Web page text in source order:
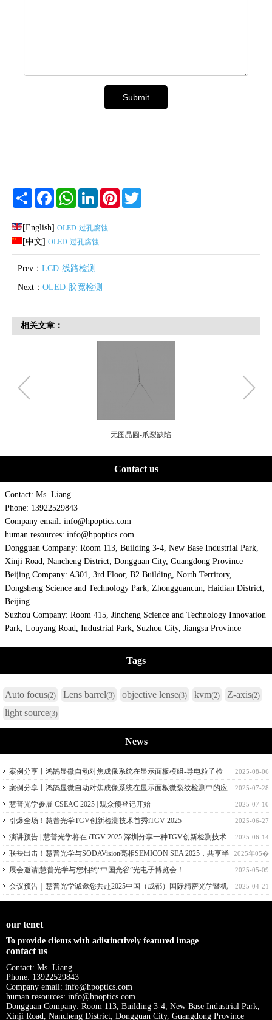
Share FacebookWhatsAppLinkedInPinterestTwitter
[English] OLED-过孔腐蚀
[中文] OLED-过孔腐蚀
Prev： LCD-线路检测
Next： OLED-胶宽检测
相关文章：
无图晶圆-爪裂缺陷
Contact us
Contact: Ms. Liang
Phone: 13922529843
Company email: info@hpoptics.com
human resources: info@hpoptics.com
Dongguan Company: Room 113, Building 3-4, New Base Industrial Park,
Xinji Road, Nancheng District, Dongguan City, Guangdong Province
Beijing Company: A301, 3rd Floor, B2 Building, North Territory,
Dongsheng Science and Technology Park, Zhongguancun, Haidian District,
Beijing
Suzhou Company: Room 415, Jincheng Science and Technology Innovation
Park, Louyang Road, Industrial Park, Suzhou City, Jiangsu Province
Tags
Auto focus(2) Lens barrel(3) objective lense(3) kvm(2) Z-axis(2)
light source(3)
News
2025-08-06
案例分享丨鸿鹄显微自动对焦成像系统在显示面板模组-导电粒子检
测中的应用
2025-07-28
案例分享丨鸿鹄显微自动对焦成像系统在显示面板微裂纹检测中的应
用
2025-07-10
慧普光学参展 CSEAC 2025 | 观众预登记开始
2025-06-27
引爆全场！慧普光学TGV创新检测技术首秀iTGV 2025
2025-06-14
演讲预告 | 慧普光学将在 iTGV 2025 深圳分享一种TGV创新检测技术
2025年05�
联袂出击！慧普光学与SODAVision亮相SEMICON SEA 2025，共享半
导体量检测技术
2025-05-09
展会邀请|慧普光学与您相约“中国光谷”光电子博览会！
2025-04-21
会议预告｜慧普光学诚邀您共赴2025中国（成都）国际精密光学暨机
器视觉技术应用大会！
our tenet
To provide clients with adistinctively featured image
contact us
Contact: Ms. Liang
Phone: 13922529843
Company email: info@hpoptics.com
human resources: info@hpoptics.com
Dongguan Company: Room 113, Building 3-4, New Base Industrial Park,
Xinji Road, Nancheng District, Dongguan City, Guangdong Province